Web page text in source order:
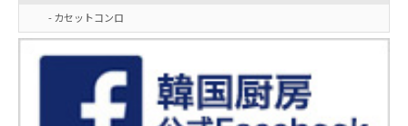
- カセットコンロ